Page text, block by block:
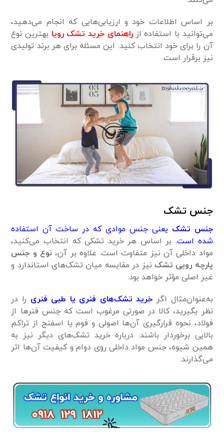
بر اساس اطلاعات خود و ارزیابی‌هایی که انجام می‌دهید،
می‌توانید با استفاده ازراهنمای خرید تشک رویا بهترین نوع
آن را برای خود انتخاب کنید. این مسئله برای هر برند تولیدی
نیز برقرار است.
جنس تشک
جنس تشک یعنی جنس موادی که در ساخت آن استفاده
شده است.بر اساس هر خرید تشکی که انتخاب می‌کنید،
مواد داخلی آن‌ نیز متفاوت است. علاوه بر آن، نوع و جنس
پارچه رویی تشک نیز در مقایسه میان تشک‌های استاندارد و
غیر اصلی مؤثر خواهد بود.
به‌عنوان‌مثال اگر خرید تشک‌های فنری یا طبی فنری را در
نظر بگیرید، کالا در صورتی مرغوب است که جنس فنرها از
فولاد، نحوه قرارگیری آن‌ها اصولی و فوم یا اسفنج از تراکم
بالایی برخوردار باشند. درباره خرید تشک‌های دیگر نیز به
همین شیوه، جنس مواد داخلی روی دوام و کیفیت آن‌ها اثر
می‌گذارند.